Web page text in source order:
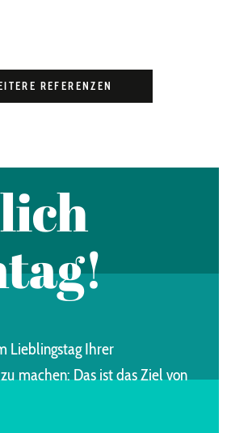
REFERENZEN
Lieblingstag Ihrer
machen: Das ist das Ziel von